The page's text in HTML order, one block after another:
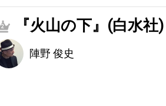
2 『火山の下』(白水社)
陣野 俊史